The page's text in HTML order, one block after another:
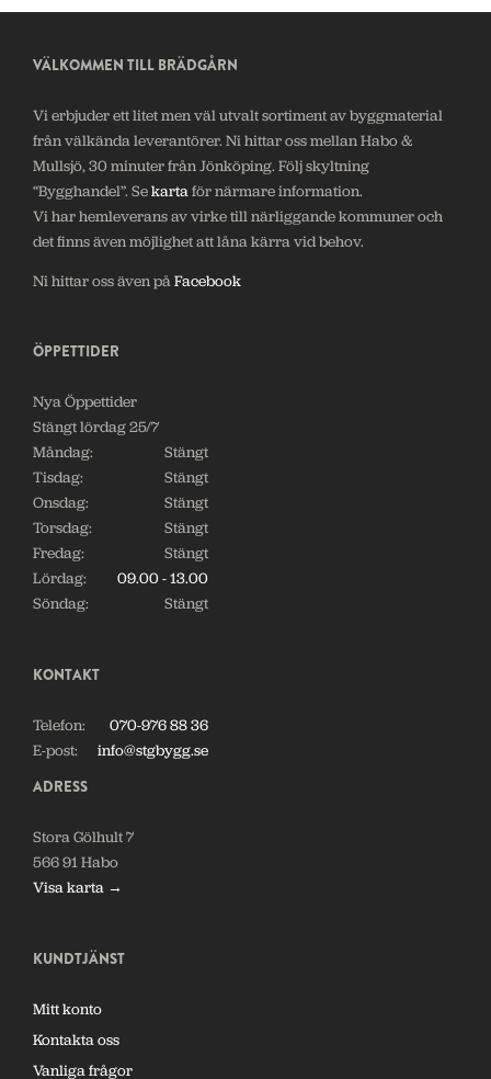
VÄLKOMMEN TILL BRÄDGÅRN
Vi erbjuder ett litet men väl utvalt sortiment av byggmaterial
från välkända leverantörer. Ni hittar oss mellan Habo &
Mullsjö, 30 minuter från Jönköping. Följ skyltning
“Bygghandel”. Sekartaför närmare information.
Vi har hemleverans av virke till närliggande kommuner och
det finns även möjlighet att låna kärra vid behov.
Ni hittar oss även påFacebook
ÖPPETTIDER
Nya Öppettider
Stängt lördag 25/7
Måndag:
Stängt
Tisdag:
Stängt
Onsdag:
Stängt
Torsdag:
Stängt
Fredag:
Stängt
Lördag:
09.00 - 13.00
Söndag:
Stängt
KONTAKT
Telefon:
070-976 88 36
E-post:
info@stgbygg.se
ADRESS
Stora Gölhult 7
566 91 Habo
Visa karta →
KUNDTJÄNST
Mitt konto
Kontakta oss
Vanliga frågor